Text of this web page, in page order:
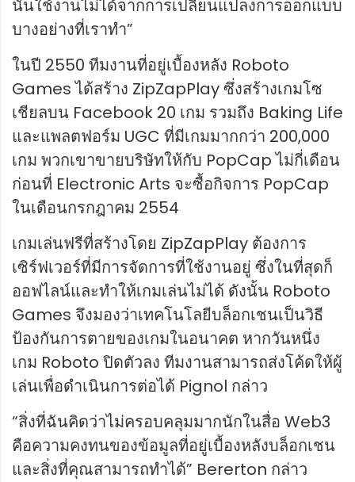
นั้นใช้งานไม่ได้จากการเปลี่ยนแปลงการออกแบบ
บางอย่างที่เราทำ”
ในปี 2550 ทีมงานที่อยู่เบื้องหลัง Roboto
Games ได้สร้าง ZipZapPlay ซึ่งสร้างเกมโซ
เชียลบน Facebook 20 เกม รวมถึง Baking Life
และแพลตฟอร์ม UGC ที่มีเกมมากกว่า 200,000
เกม พวกเขาขายบริษัทให้กับ PopCap ไม่กี่เดือน
ก่อนที่ Electronic Arts จะซื้อกิจการ PopCap
ในเดือนกรกฎาคม 2554
เกมเล่นฟรีที่สร้างโดย ZipZapPlay ต้องการ
เซิร์ฟเวอร์ที่มีการจัดการที่ใช้งานอยู่ ซึ่งในที่สุดก็
ออฟไลน์และทำให้เกมเล่นไม่ได้ ดังนั้น Roboto
Games จึงมองว่าเทคโนโลยีบล็อกเชนเป็นวิธี
ป้องกันการตายของเกมในอนาคต หากวันหนึ่ง
เกม Roboto ปิดตัวลง ทีมงานสามารถส่งโค้ดให้ผู้
เล่นเพื่อดำเนินการต่อได้ Pignol กล่าว
“สิ่งที่ฉันคิดว่าไม่ครอบคลุมมากนักในสื่อ Web3
คือความคงทนของข้อมูลที่อยู่เบื้องหลังบล็อกเชน
และสิ่งที่คุณสามารถทำได้” Bererton กล่าว